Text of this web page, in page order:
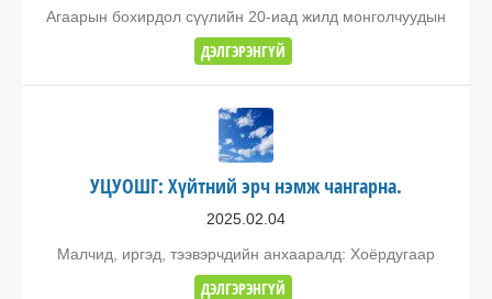
Агаарын бохирдол сүүлийн 20-иад жилд монголчуудын
ДЭЛГЭРЭНГҮЙ
УЦУОШГ: Хүйтний эрч нэмж чангарна.
2025.02.04
Малчид, иргэд, тээвэрчдийн анхааралд: Хоёрдугаар
ДЭЛГЭРЭНГҮЙ